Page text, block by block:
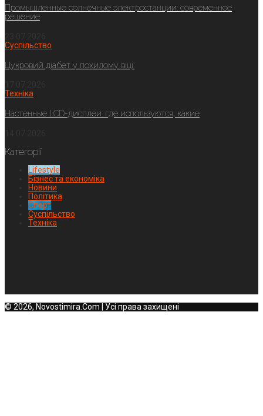
Промышленные солнечные электростанции: современное
решение
Суспільство
Цукровий діабет у похилому віці:
Техніка
Настенные LCD-дисплеи: где используются, какие
Категорії
Lifestyle
Бізнес та економіка
Новини
Політика
Спорт
Суспільство
Техніка
© 2026, Novostimira.Com | Усі права захищені